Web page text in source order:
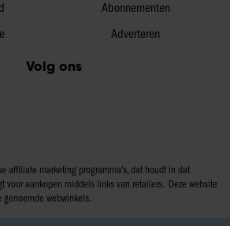
Abonnementen
Adverteren
Volg ons
affiliate marketing programma’s, dat houdt in dat
voor aankopen middels links van retailers. Deze website
genoemde webwinkels.